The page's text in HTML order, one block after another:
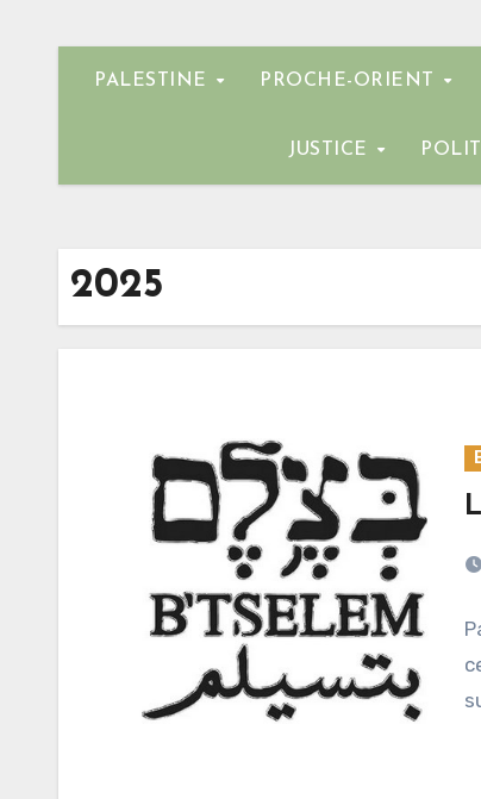
PALESTINE PROCHE-ORIENT
JUSTICE
2025